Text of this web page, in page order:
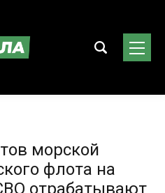
морской
флота на
отрабатывают